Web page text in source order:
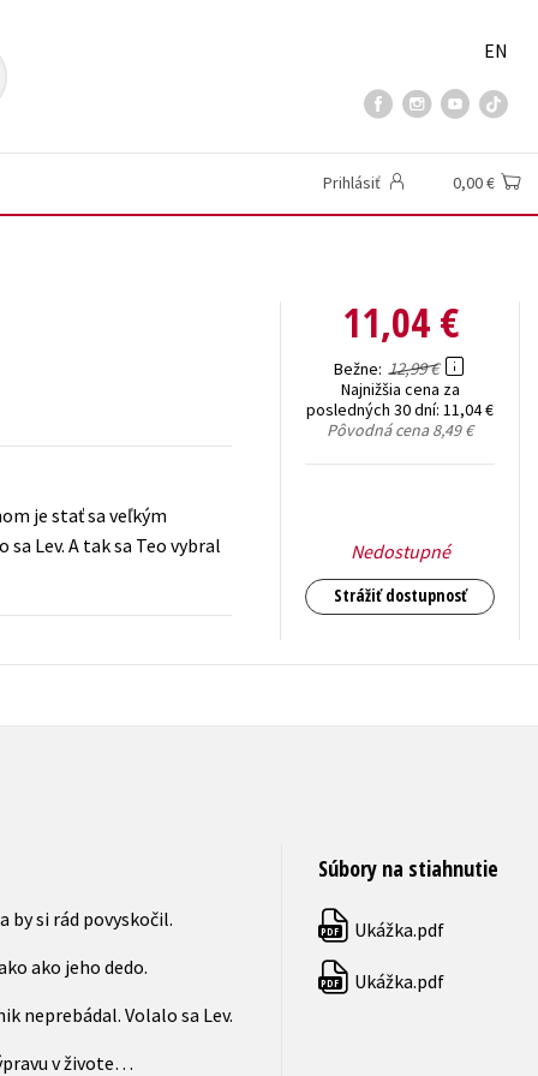
EN
Prihlásiť 0,00 €
je stať sa veľkým
Lev. A tak sa Teo vybral
11,04 €
Bežne 12,99 €
Najnižšia cena za
posledných 30 dní: 11,04 €
Pôvodná cena8,49 €
Nedostupné
Strážiť dostupnosť
by si rád povyskočil.
ako jeho dedo.
neprebádal. Volalo sa Lev.
v živote…
Súbory na stiahnutie
PDF Ukážka.pdf
PDF Ukážka.pdf